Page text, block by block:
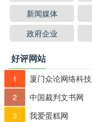
新闻媒体
政府企业
好评网站
1 厦门众论网络科技
2
中国裁判文书网
3
我爱蛋糕网